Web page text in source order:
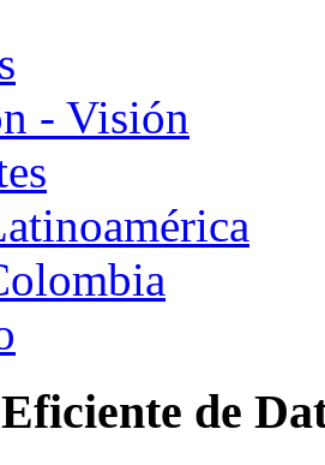
- Visión
Eficiente de